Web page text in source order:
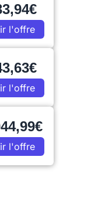
l'offre
l'offre
l'offre